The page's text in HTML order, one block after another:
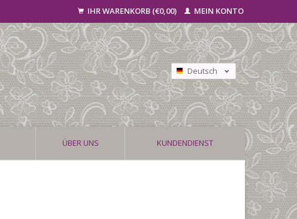
IHR WARENKORB (€0,00) MEIN KONTO
Deutsch
Nederlands
Français
ÜBER UNS KUNDENDIENST